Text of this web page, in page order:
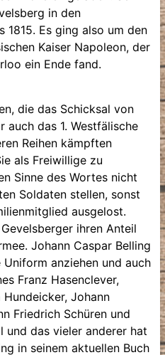
in den
1815. Es ging also um den
Kaiser Napoleon, der
ein Ende fand.
die das Schicksal von
auch das 1. Westfälische
Reihen kämpften
als Freiwillige zu
Sinne des Wortes nicht
Soldaten stellen, sonst
ausgelost.
ihren Anteil
Johann Caspar Belling
anziehen und auch
Franz Hasenclever,
Johann
Friedrich Schüren und
und das vieler anderer hat
in seinem aktuellen Buch